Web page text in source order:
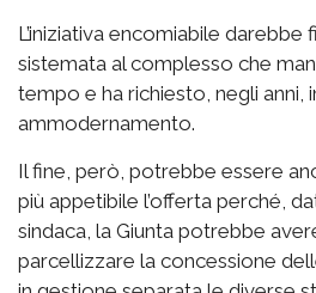
L’iniziativa encomiabile darebbe
sistemata al complesso che
tempo e ha richiesto, negli anni,
ammodernamento.
Il fine, però, potrebbe essere
più appetibile l’offerta perché,
sindaca, la Giunta potrebbe
parcellizzare la concessione